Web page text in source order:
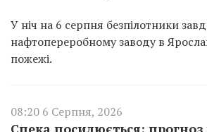
У ніч на 6 серпня безпілотники
нафтопереробному заводу в
пожежі.
08:20 6 Серпня, 2026
Спека посилюється: